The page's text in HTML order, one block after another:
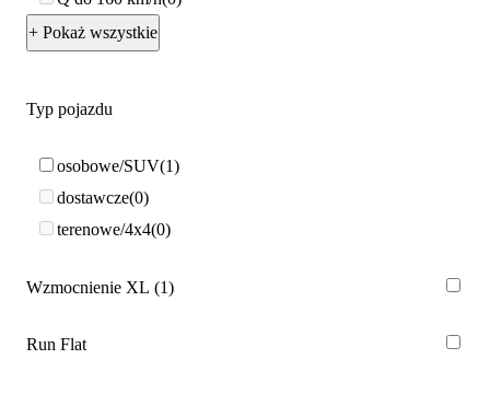
+ Pokaż wszystkie
Typ pojazdu
osobowe/SUV 1
dostawcze 0
terenowe/4x4 0
Wzmocnienie XL 1
Run Flat